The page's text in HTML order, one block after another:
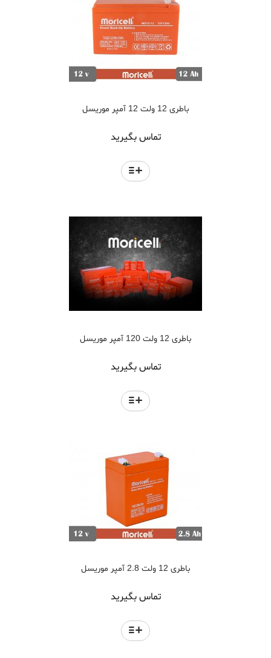
باطری 12 ولت 12 آمپر موریسل
تماس بگیرید
باطری 12 ولت 120 آمپر موریسل
تماس بگیرید
باطری 12 ولت 2.8 آمپر موریسل
تماس بگیرید